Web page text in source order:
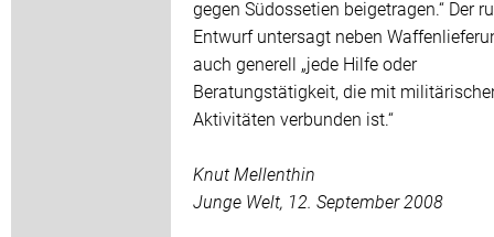
gegen Südossetien beigetragen.“ Der
Entwurf untersagt neben
auch generell „jede Hilfe oder
Beratungstätigkeit, die mit
Aktivitäten verbunden ist.“
Knut Mellenthin
Junge Welt, 12. September 2008